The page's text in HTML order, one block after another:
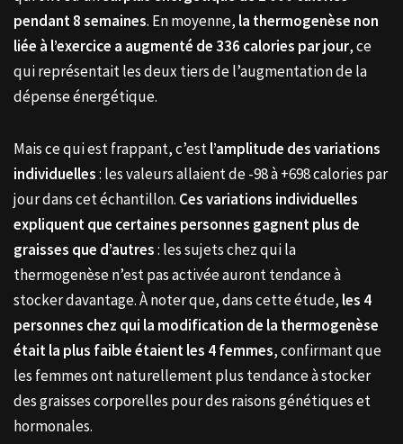
pendant 8 semaines. En moyenne, la thermogenèse non
liée à l’exercice a augmenté de 336 calories par jour, ce
qui représentait les deux tiers de l’augmentation de la
dépense énergétique.
Mais ce qui est frappant, c’estl’amplitude des variations
individuelles: les valeurs allaient de -98 à +698 calories par
jour dans cet échantillon. Ces variations individuelles
expliquent que certaines personnes gagnent plus de
graisses que d’autres: les sujets chez qui la
thermogenèse n’est pas activée auront tendance à
stocker davantage. À noter que, dans cette étude, les 4
personnes chez qui la modification de la thermogenèse
était la plus faible étaient les 4 femmes, confirmant que
les femmes ont naturellement plus tendance à stocker
des graisses corporelles pour des raisons génétiques et
hormonales.